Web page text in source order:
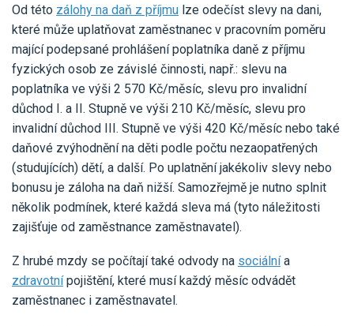
Od této zálohy na daň z příjmu lze odečíst slevy na dani,
které může uplatňovat zaměstnanec v pracovním poměru
mající podepsané prohlášení poplatníka daně z příjmu
fyzických osob ze závislé činnosti, např.: slevu na
poplatníka ve výši 2 570 Kč/měsíc, slevu pro invalidní
důchod I. a II. Stupně ve výši 210 Kč/měsíc, slevu pro
invalidní důchod III. Stupně ve výši 420 Kč/měsíc nebo také
daňové zvýhodnění na děti podle počtu nezaopatřených
(studujících) dětí, a další. Po uplatnění jakékoliv slevy nebo
bonusu je záloha na daň nižší. Samozřejmě je nutno splnit
několik podmínek, které každá sleva má (tyto náležitosti
zajišťuje od zaměstnance zaměstnavatel).
Z hrubé mzdy se počítají také odvody na sociálnía
zdravotnípojištění, které musí každý měsíc odvádět
zaměstnanec i zaměstnavatel.